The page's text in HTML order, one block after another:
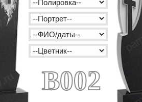
B002